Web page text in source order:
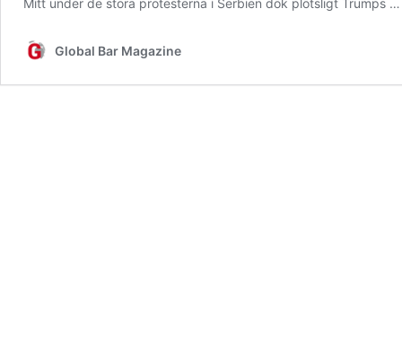
Mitt under de stora protesterna i Serbien dök plötsligt Trumps
Global Bar Magazine